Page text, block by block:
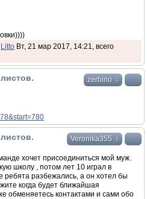
Litto Вт, 21 мар 2017, 14:21, всего
zerbino ↓
Veronika355 ↓
хочет присоединиться мой муж.
школу , потом лет 10 играл в
ребята разбежались, а он хотел бы
когда будет ближайшая
обменяетесь контактами и сами обо